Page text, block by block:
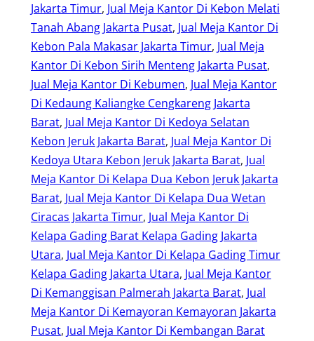
Jakarta Timur, Jual Meja Kantor Di Kebon Melati
Tanah Abang Jakarta Pusat, Jual Meja Kantor Di
Kebon Pala Makasar Jakarta Timur, Jual Meja
Kantor Di Kebon Sirih Menteng Jakarta Pusat
Jual Meja Kantor Di Kebumen, Jual Meja Kantor
Di Kedaung Kaliangke Cengkareng Jakarta
Barat, Jual Meja Kantor Di Kedoya Selatan
Kebon Jeruk Jakarta Barat, Jual Meja Kantor Di
Kedoya Utara Kebon Jeruk Jakarta Barat, Jual
Meja Kantor Di Kelapa Dua Kebon Jeruk Jakarta
Barat, Jual Meja Kantor Di Kelapa Dua Wetan
Ciracas Jakarta Timur, Jual Meja Kantor Di
Kelapa Gading Barat Kelapa Gading Jakarta
Utara, Jual Meja Kantor Di Kelapa Gading Timur
Kelapa Gading Jakarta Utara, Jual Meja Kantor
Di Kemanggisan Palmerah Jakarta Barat, Jual
Meja Kantor Di Kemayoran Kemayoran Jakarta
Pusat, Jual Meja Kantor Di Kembangan Barat